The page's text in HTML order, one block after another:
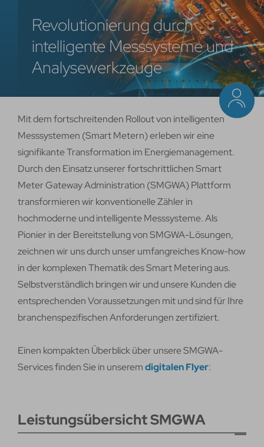
Revolutionierung durch
intelligente Messsysteme und
Analysewerkzeuge
Mit dem fortschreitenden Rollout von intelligenten
Messsystemen (Smart Metern) erleben wir eine
signifikante Transformation im Energiemanagement.
Durch den Einsatz unserer fortschrittlichen Smart
Meter Gateway Administration (SMGWA) Plattform
transformieren wir konventionelle Zähler in
hochmoderne und intelligente Messsysteme. Als
Pionier in der Bereitstellung von SMGWA-Lösungen,
zeichnen wir uns durch unser umfangreiches Know-how
in der komplexen Thematik des Smart Metering aus.
Selbstverständlich bringen wir und unsere Kunden die
entsprechenden Voraussetzungen mit und sind für Ihre
branchenspezifischen Anforderungen zertifiziert.
Einen kompakten Überblick über unsere SMGWA-
Services finden Sie in unseremdigitalen Flyer:
Leistungsübersicht SMGWA